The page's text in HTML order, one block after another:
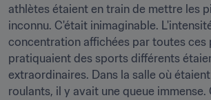
athlètes étaient en train de mettre les
inconnu. C'était inimaginable.
concentration affichées par toutes ces
pratiquaient des sports différents
extraordinaires. Dans la salle où
roulants, il y avait une queue